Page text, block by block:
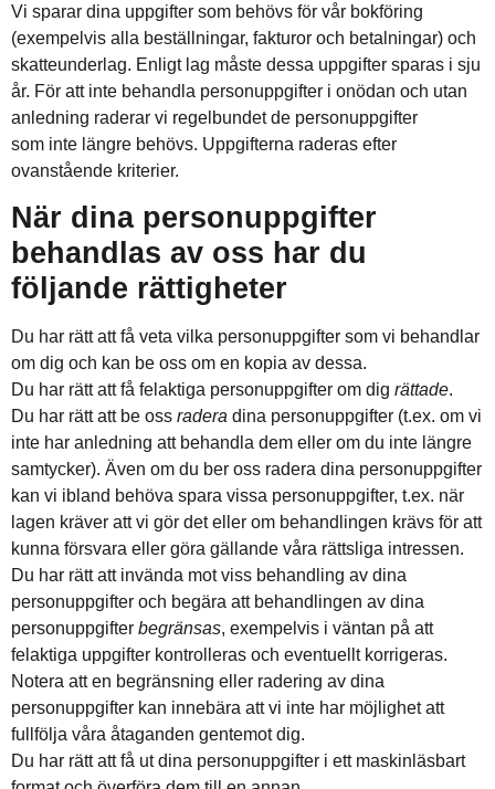
Vi sparar dina uppgifter som behövs för vår bokföring
(exempelvis alla beställningar, fakturor och betalningar) och
skatteunderlag. Enligt lag måste dessa uppgifter sparas i sju
år. För att inte behandla personuppgifter i onödan och utan
anledning raderar vi regelbundet de personuppgifter
som inte längre behövs. Uppgifterna raderas efter
ovanstående kriterier.
När dina personuppgifter
behandlas av oss har du
följande rättigheter
Du har rätt att få veta vilka personuppgifter som vi behandlar
om dig och kan be oss om en kopia av dessa.
Du har rätt att få felaktiga personuppgifter om dig rättade.
Du har rätt att be oss radera dina personuppgifter (t.ex. om vi
inte har anledning att behandla dem eller om du inte längre
samtycker). Även om du ber oss radera dina personuppgifter
kan vi ibland behöva spara vissa personuppgifter, t.ex. när
lagen kräver att vi gör det eller om behandlingen krävs för att
kunna försvara eller göra gällande våra rättsliga intressen.
Du har rätt att invända mot viss behandling av dina
personuppgifter och begära att behandlingen av dina
personuppgifter begränsas, exempelvis i väntan på att
felaktiga uppgifter kontrolleras och eventuellt korrigeras.
Notera att en begränsning eller radering av dina
personuppgifter kan innebära att vi inte har möjlighet att
fullfölja våra åtaganden gentemot dig.
Du har rätt att få ut dina personuppgifter i ett maskinläsbart